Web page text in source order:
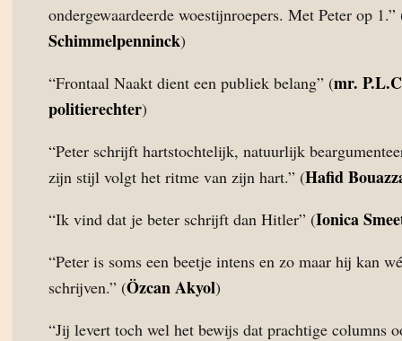
ondergewaardeerde woestijnroepers. Met Peter op 1.”
Schimmelpenninck)
“Frontaal Naakt dient een publiek belang” (mr.
politierechter)
“Peter schrijft hartstochtelijk, natuurlijk
zijn stijl volgt het ritme van zijn hart.” (Hafid
“Ik vind dat je beter schrijft dan Hitler” (Ionica
“Peter is soms een beetje intens en zo maar hij kan
schrijven.” (Özcan Akyol)
“Jij levert toch wel het bewijs dat prachtige columns